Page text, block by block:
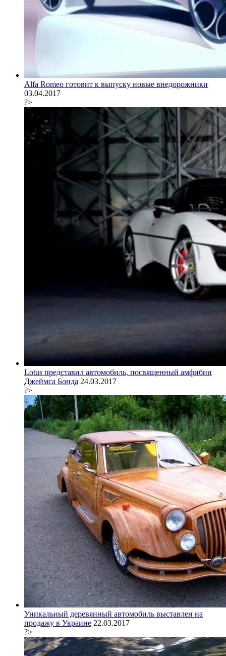
Alfa Romeo готовит к выпуску новые внедорожники
03.04.2017
?>
Lotus представил автомобиль, посвященный амфибии
Джеймса Бонда 24.03.2017
?>
Уникальный деревянный автомобиль выставлен на
продажу в Украине 22.03.2017
?>